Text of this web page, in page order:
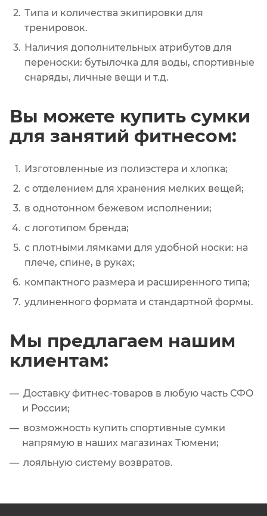
Типа и количества экипировки для
тренировок.
Наличия дополнительных атрибутов для
переноски: бутылочка для воды, спортивные
снаряды, личные вещи и т.д.
Вы можете купить сумки
для занятий фитнесом:
Изготовленные из полиэстера и хлопка;
с отделением для хранения мелких вещей;
в однотонном бежевом исполнении;
с логотипом бренда;
с плотными лямками для удобной носки: на
плече, спине, в руках;
компактного размера и расширенного типа;
удлиненного формата и стандартной формы.
Мы предлагаем нашим
клиентам:
Доставку фитнес-товаров в любую часть СФО
и России;
возможность купить спортивные сумки
напрямую в наших магазинах Тюмени;
лояльную систему возвратов.